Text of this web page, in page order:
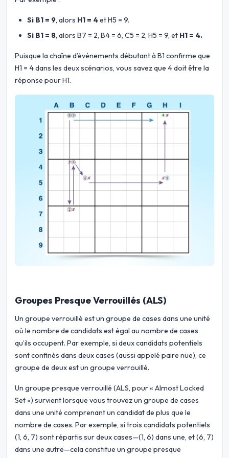
Si B1 = 9, alors H1 = 4et H5 = 9.
Si B1 = 8, alors B7 = 2, B4 = 6, C5 = 2, H5 = 9, et H1 = 4.
Puisque la chaîne d’événements débutant à B1 confirme que
H1 = 4 dans les deux scénarios, vous savez que 4 doit être la
réponse pour H1.
Groupes Presque Verrouillés (ALS)
Un groupe verrouillé est un groupe de cases dans une unité
où le nombre de candidats est égal au nombre de cases
qu’ils occupent. Par exemple, si deux candidats potentiels
sont confinés dans deux cases (aussi appelé paire nue), ce
groupe de deux est un groupe verrouillé.
Un groupe presque verrouillé (ALS, pour « Almost Locked
Set ») survient lorsque vous trouvez un groupe de cases
dans une unité comprenant un candidat de plus que le
nombre de cases. Par exemple, si trois candidats potentiels
(1, 6, 7) sont répartis sur deux cases—(1, 6) dans une, et (6, 7)
dans une autre—cela constitue un groupe presque